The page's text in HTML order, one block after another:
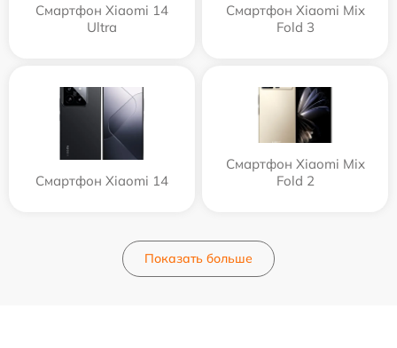
Смартфон Xiaomi 14
Ultra
Смартфон Xiaomi Mix
Fold 3
Смартфон Xiaomi 14
Смартфон Xiaomi Mix
Fold 2
Показать больше